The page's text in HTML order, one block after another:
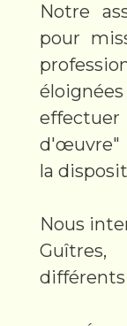
Notre
pour
d'œuvre"
la
Nous
Guîtres,